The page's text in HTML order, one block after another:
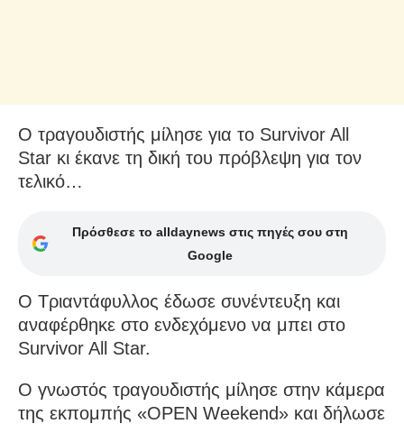
Ο τραγουδιστής μίλησε για το Survivor All
Star κι έκανε τη δική του πρόβλεψη για τον
τελικό…
Πρόσθεσε το alldaynews στις πηγές σου στη
Google
Ο Τριαντάφυλλος έδωσε συνέντευξη και
αναφέρθηκε στο ενδεχόμενο να μπει στο
Survivor All Star.
Ο γνωστός τραγουδιστής μίλησε στην κάμερα
της εκπομπής «OPEN Weekend» και δήλωσε